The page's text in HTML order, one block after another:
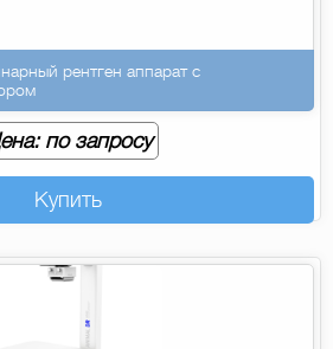
рентген аппарат с
по запросу
Купить